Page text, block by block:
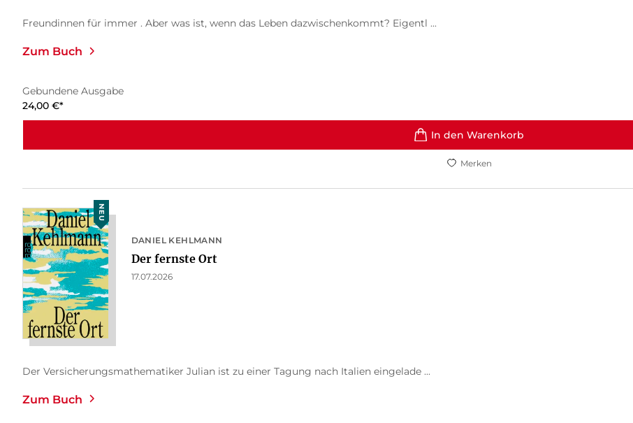
Freundinnen für immer . Aber was ist, wenn das Leben dazwischenkommt? Eigentl ...
Zum Buch
Gebundene Ausgabe
24,00 €*
In den Warenkorb
Merken
NEU
DANIEL KEHLMANN
Der fernste Ort
17.07.2026
Der Versicherungsmathematiker Julian ist zu einer Tagung nach Italien eingelade ...
Zum Buch